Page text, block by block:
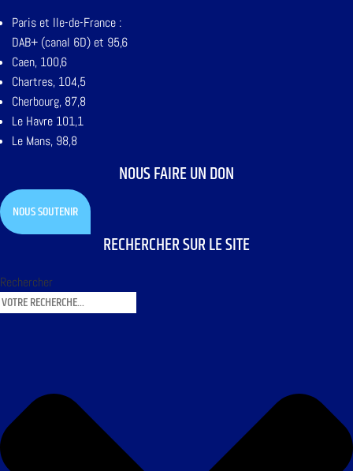
Paris et Ile-de-France :
DAB+ (canal 6D) et 95,6
Caen, 100,6
Chartres, 104,5
Cherbourg, 87,8
Le Havre 101,1
Le Mans, 98,8
NOUS FAIRE UN DON
NOUS SOUTENIR
RECHERCHER SUR LE SITE
Rechercher